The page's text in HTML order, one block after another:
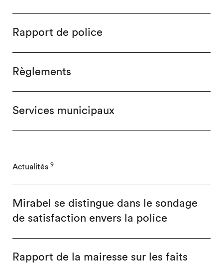
Rapport de police
Règlements
Services municipaux
Actualités 9
Mirabel se distingue dans le sondage
de satisfaction envers la police
Rapport de la mairesse sur les faits